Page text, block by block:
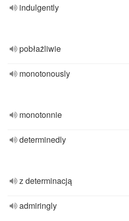
indulgently
pobłażliwie
monotonously
monotonnie
determinedly
z determinacją
admiringly